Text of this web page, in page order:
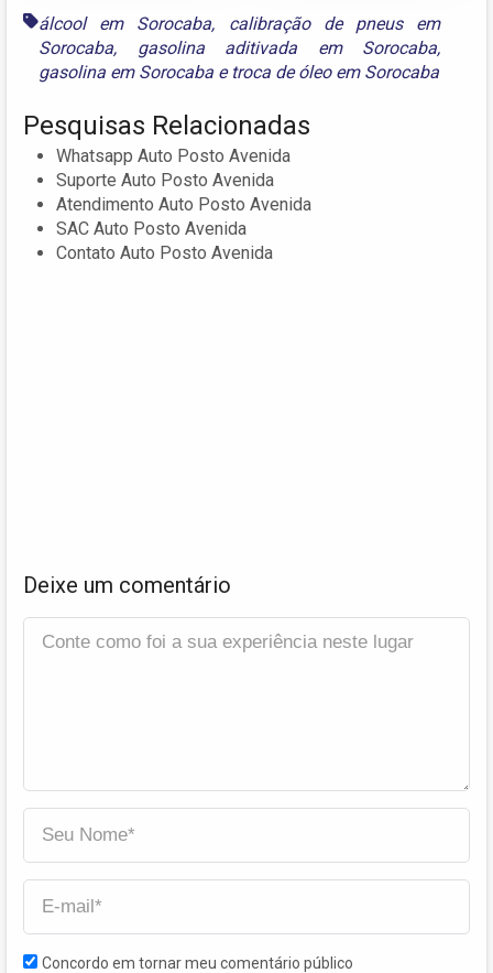
álcool em Sorocaba, calibração de pneus em
Sorocaba, gasolina aditivada em Sorocaba,
gasolina em Sorocaba e troca de óleo em Sorocaba
Pesquisas Relacionadas
Whatsapp Auto Posto Avenida
Suporte Auto Posto Avenida
Atendimento Auto Posto Avenida
SAC Auto Posto Avenida
Contato Auto Posto Avenida
Deixe um comentário
Concordo em tornar meu comentário público